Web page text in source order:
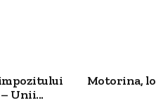
Unii...
Motorina,